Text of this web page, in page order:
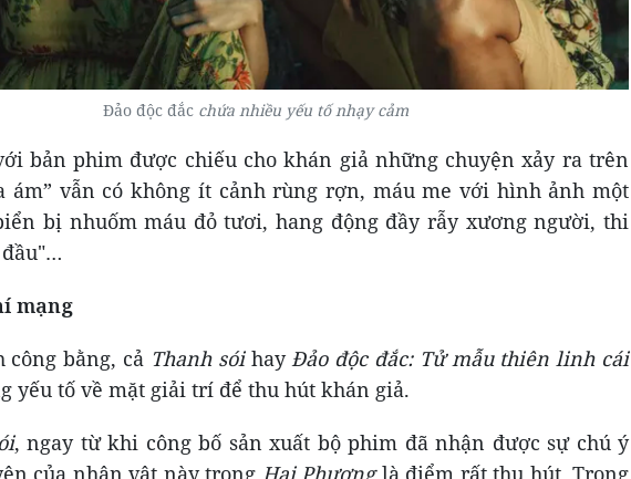
Đảo độc đắc chứa nhiều yếu tố nhạy cảm
bản phim được chiếu cho khán giả những chuyện xảy ra trên
ám” vẫn có không ít cảnh rùng rợn, máu me với hình ảnh một
bị nhuốm máu đỏ tươi, hang động đầy rẫy xương người, thi
mạng
công bằng, cả Thanh sói hayĐảo độc đắc: Tử mẫu thiên linh cái
yếu tố về mặt giải trí để thu hút khán giả.
, ngay từ khi công bố sản xuất bộ phim đã nhận được sự chú ý
của nhân vật này trong Hai Phượnglà điểm rất thu hút. Trong